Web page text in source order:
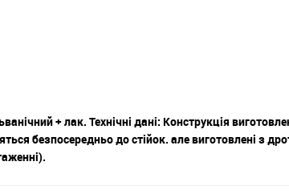
+ лак. Технічні дані: Конструкція
безпосередньо до стійок. але виготовлені з